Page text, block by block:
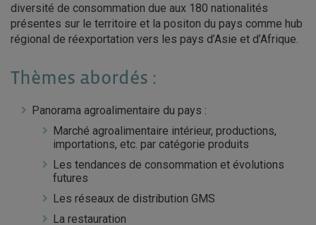
diversité de consommation due aux 180 nationalités
présentes sur le territoire et la positon du pays comme hub
régional de réexportation vers les pays d’Asie et d’Afrique.
Thèmes abordés :
Panorama agroalimentaire du pays :
Marché agroalimentaire intérieur, productions,
importations, etc. par catégorie produits
Les tendances de consommation et évolutions
futures
Les réseaux de distribution GMS
La restauration